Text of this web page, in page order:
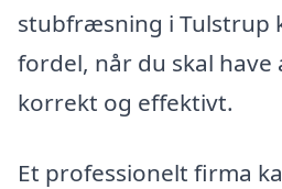
stubfræsning i Tulstrup
fordel, når du skal
korrekt og effektivt.
Et professionelt firma